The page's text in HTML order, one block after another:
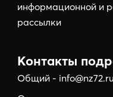
информационной и
рассылки
Контакты
Общий - info@nz72.ru